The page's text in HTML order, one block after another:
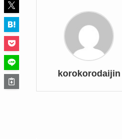
korokorodaijin